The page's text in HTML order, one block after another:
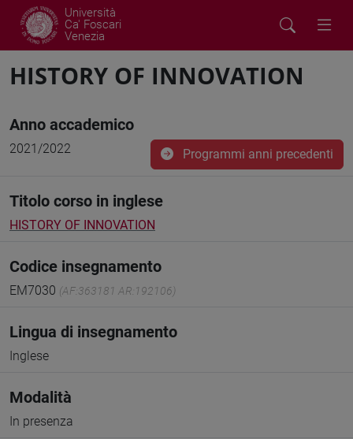
Università
Ca' Foscari
Venezia
HISTORY OF INNOVATION
Anno accademico
2021/2022 Programmi anni precedenti
Titolo corso in inglese
HISTORY OF INNOVATION
Codice insegnamento
EM7030 (AF:363181 AR:192106)
Lingua di insegnamento
Inglese
Modalità
In presenza